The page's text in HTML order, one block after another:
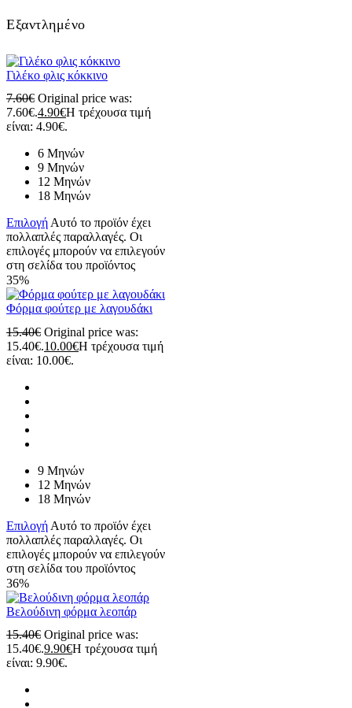
Εξαντλημένο
Γιλέκο φλις κόκκινο
7.60€ Original price was:
7.60€.4.90€Η τρέχουσα τιμή
είναι: 4.90€.
6 Μηνών
9 Μηνών
12 Μηνών
18 Μηνών
Επιλογή Αυτό το προϊόν έχει
πολλαπλές παραλλαγές. Οι
επιλογές μπορούν να επιλεγούν
στη σελίδα του προϊόντος
35%
Φόρμα φούτερ με λαγουδάκι
15.40€ Original price was:
15.40€.10.00€Η τρέχουσα τιμή
είναι: 10.00€.
9 Μηνών
12 Μηνών
18 Μηνών
Επιλογή Αυτό το προϊόν έχει
πολλαπλές παραλλαγές. Οι
επιλογές μπορούν να επιλεγούν
στη σελίδα του προϊόντος
36%
Βελούδινη φόρμα λεοπάρ
15.40€ Original price was:
15.40€.9.90€Η τρέχουσα τιμή
είναι: 9.90€.